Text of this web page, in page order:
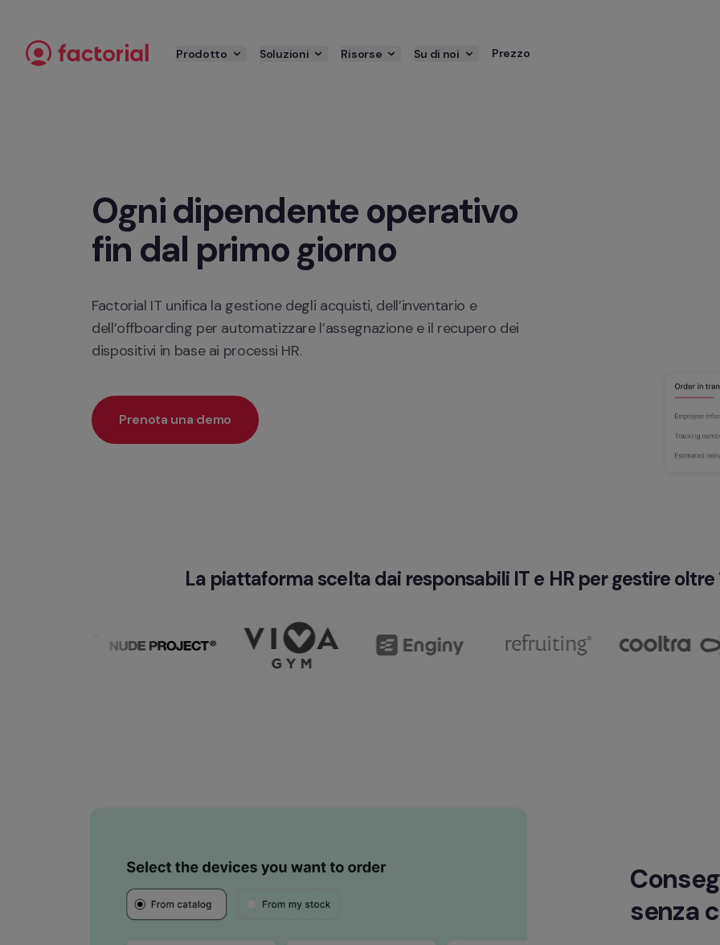
Prodotto Soluzioni Risorse Su di noi Prezzo
Ogni dipendente operativo
fin dal primo giorno
Factorial IT unifica la gestione degli acquisti, dell’inventario e
dell’offboarding per automatizzare l’assegnazione e il recupero dei
dispositivi in base ai processi HR.
Prenota una demo
La piattaforma scelta dai responsabili IT e HR per gestire
senza